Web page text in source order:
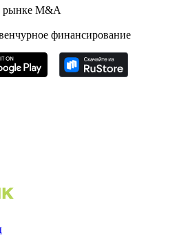
рынке M&A
финансирование